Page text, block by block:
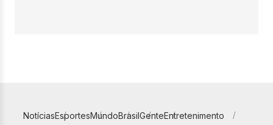
NotíciasEsportesMundoBrasilGenteEntretenimento